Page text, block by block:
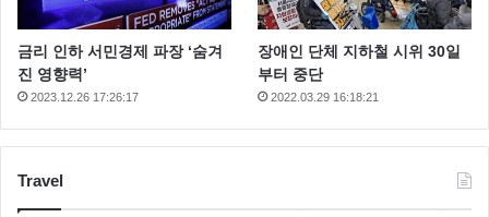
금리 인하 서민경제 파장 ‘숨겨
진 영향력’
2023.12.26 17:26:17
장애인 단체 지하철 시위 30일
부터 중단
2022.03.29 16:18:21
Travel